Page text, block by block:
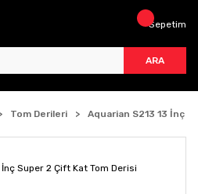
ARA
Sepetim
Tom Derileri Aquarian S213 13 İnç